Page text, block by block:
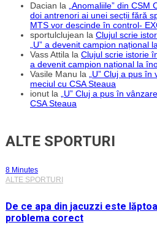
Dacian la „Anomaliile” din CSM
doi antrenori ai unei secții fără
MTS vor descinde în control-
sportulclujean la Clujul scrie
„U” a devenit campion național
Vass Attila la Clujul scrie istorie
a devenit campion național la
Vasile Manu la „U” Cluj a pus în
meciul cu CSA Steaua
ionut la „U” Cluj a pus în
CSA Steaua
ALTE SPORTURI
8 Minutes
ALTE SPORTURI
De ce apa din jacuzzi este
problema corect